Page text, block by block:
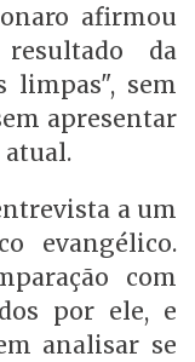
afirmou
da
limpas", sem
apresentar
atual.
a um
evangélico.
com
por ele, e
analisar se